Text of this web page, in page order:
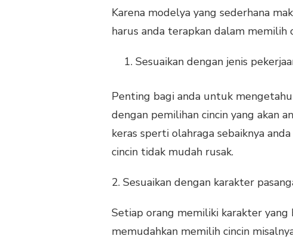
Karena modelya yang sederhana
harus anda terapkan dalam
Sesuaikan dengan jenis
Penting bagi anda untuk
dengan pemilihan cincin yang akan
keras sperti olahraga sebaiknya
cincin tidak mudah rusak.
2. Sesuaikan dengan karakter
Setiap orang memiliki karakter
memudahkan memilih cincin